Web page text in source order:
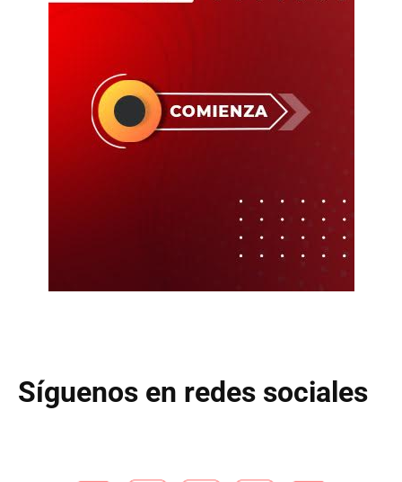
Síguenos en redes sociales